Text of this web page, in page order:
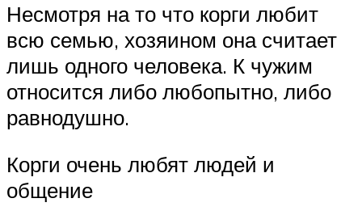
Несмотря на то что корги любит
всю семью, хозяином она считает
лишь одного человека. К чужим
относится либо любопытно, либо
равнодушно.
Корги очень любят людей и
общение